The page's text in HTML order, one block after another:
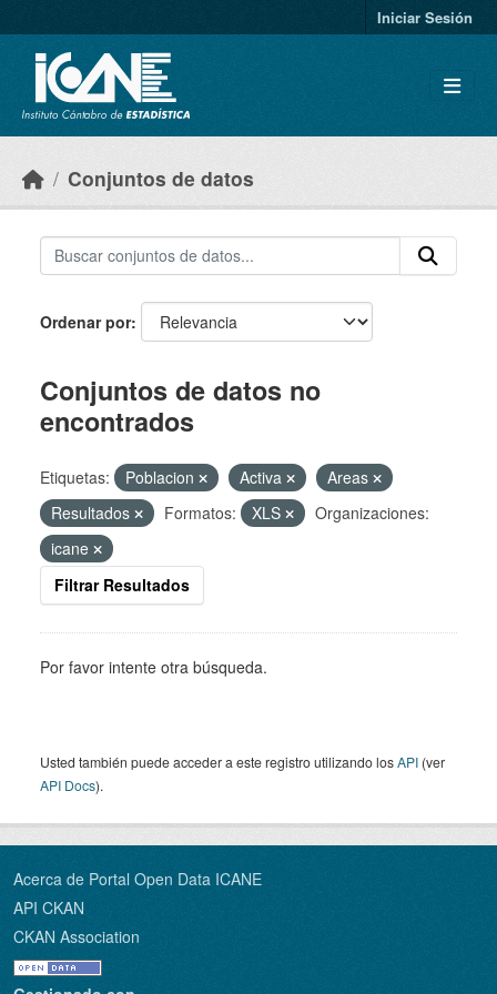
Iniciar Sesión
Conjuntos de datos
Ordenar por
Conjuntos de datos no
encontrados
Etiquetas: Poblacion Activa
Areas
Resultados
Formatos: XLS
Organizaciones:
icane
Filtrar Resultados
Por favor intente otra búsqueda.
Usted también puede acceder a este registro utilizando losAPI (ver
API Docs).
Acerca de Portal Open Data ICANE
API CKAN
CKAN Association